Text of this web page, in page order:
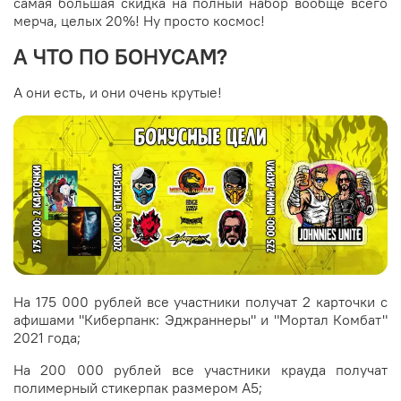
мерча, целых 20%! Ну просто космос!
А ЧТО ПО БОНУСАМ?
А они есть, и они очень крутые!
На 175 000 рублей все участники получат 2 карточки с
афишами "Киберпанк: Эджраннеры" и "Мортал Комбат"
2021 года;
На 200 000 рублей все участники крауда получат
полимерный стикерпак размером А5;